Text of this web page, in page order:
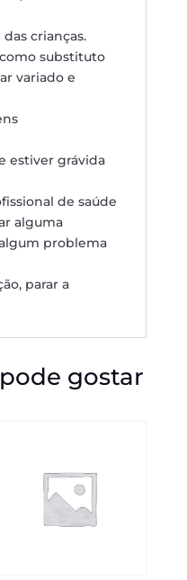
crianças.
substituto
variado e
estiver grávida
de saúde
alguma
problema
parar a
gostar